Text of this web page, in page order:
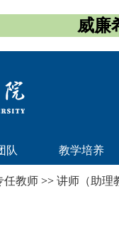
威廉
队 教学培养
任教师 >> 讲师（助理